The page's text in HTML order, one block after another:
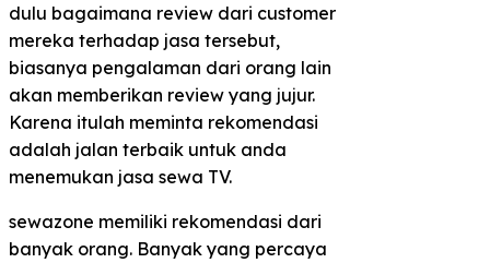
dulu bagaimana review dari customer
mereka terhadap jasa tersebut,
biasanya pengalaman dari orang lain
akan memberikan review yang jujur.
Karena itulah meminta rekomendasi
adalah jalan terbaik untuk anda
menemukan jasa sewa TV.
sewazone memiliki rekomendasi dari
banyak orang. Banyak yang percaya